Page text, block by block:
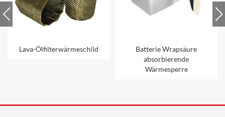
Lava-Ölfilterwärmeschild
Batterie Wrapsäure
absorbierende
Wärmesperre